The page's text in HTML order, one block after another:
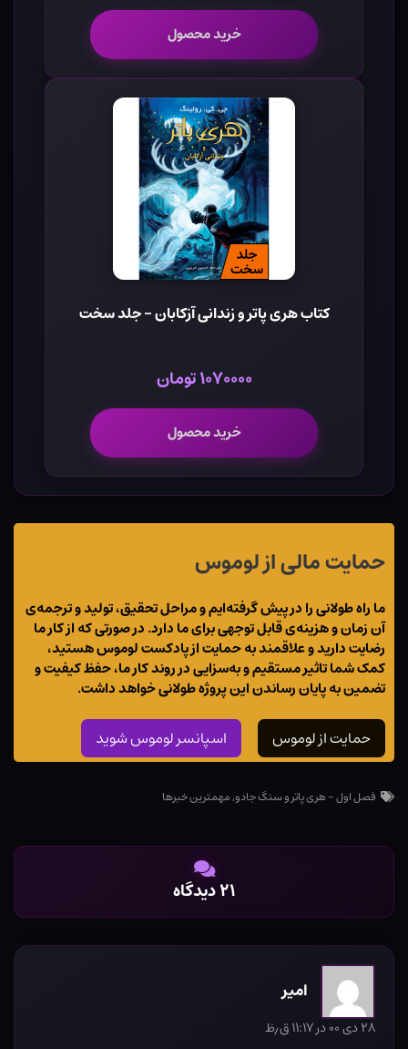
خرید محصول
کتاب هری پاتر و زندانی آزکابان - جلد سخت
۱۰۷۰۰۰۰ تومان
خرید محصول
حمایت مالی از لوموس
ما راه طولانی را در پیش گرفته‌ایم و مراحل تحقیق، تولید و ترجمه‌ی
آن زمان و هزینه‌ی قابل توجهی برای ما دارد. در صورتی که از کار ما
رضایت دارید و علاقمند به حمایت از پادکست لوموس هستید،
کمک شما تاثیر مستقیم و به‌سزایی در روند کار ما، حفظ کیفیت و
تضمین به پایان رساندن این پروژه طولانی خواهد داشت.
حمایت از لوموس اسپانسر لوموس شوید
فصل اول - هری پاتر و سنگ جادو,مهمترین خبرها
۲۱ دیدگاه
امیر
۲۸ دی ۰۰ در ۱۱:۱۷ ق٫ظ